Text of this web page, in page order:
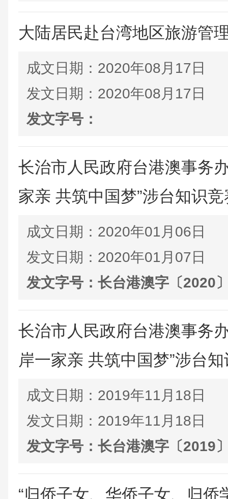
大陆居民赴台湾地区旅游管
成文日期： 2020年08月17日
发文日期： 2020年08月17日
发文字号：
长治市人民政府台港澳事务
家亲 共筑中国梦”涉台知识
成文日期： 2020年01月06日
发文日期： 2020年01月07日
发文字号： 长台港澳字〔2020
长治市人民政府台港澳事务
岸一家亲 共筑中国梦”涉台
成文日期： 2019年11月18日
发文日期： 2019年11月18日
发文字号： 长台港澳字〔2019
“归侨子女、华侨子女、归侨